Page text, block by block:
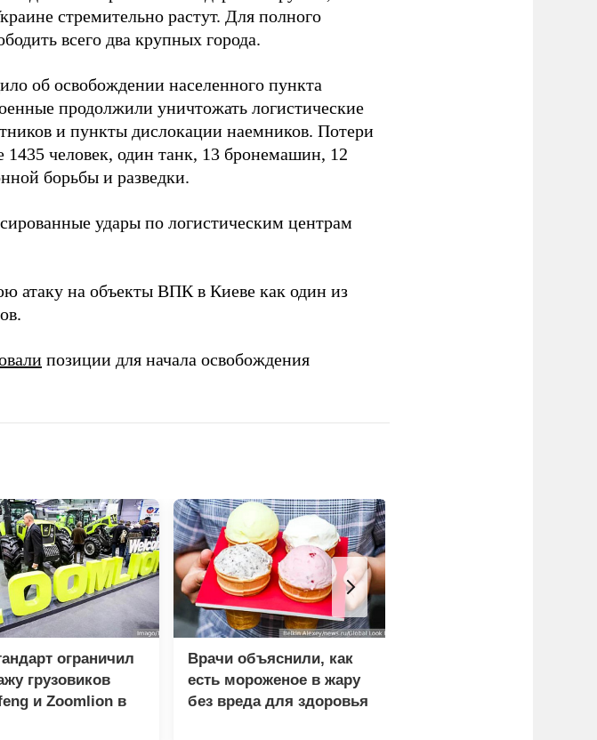
стремительно растут. Для полного
всего два крупных города.
об освобождении населенного пункта
продолжили уничтожать логистические
и пункты дислокации наемников. Потери
1435 человек, один танк, 13 бронемашин, 12
борьбы и разведки.
удары по логистическим центрам
атаку на объекты ВПК в Киеве как один из
позиции для начала освобождения
ограничил
грузовиков
и Zoomlion в
Врачи объяснили, как
есть мороженое в жару
без вреда для здоровья